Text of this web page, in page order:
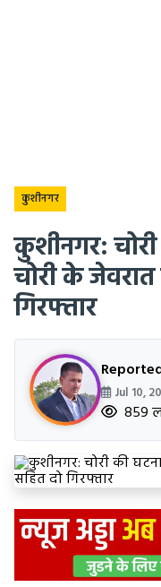
कुशीनगर
कुशीनगर:
चोरी के
गिरफ्तार
Jul 10,
859